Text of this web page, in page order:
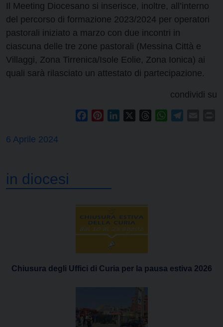
Il Meeting Diocesano si inserisce, inoltre, all’interno
del percorso di formazione 2023/2024 per operatori
pastorali iniziato a marzo con due incontri in
ciascuna delle tre zone pastorali (Messina Città e
Villaggi, Zona Tirrenica/Isole Eolie, Zona Ionica) ai
quali sarà rilasciato un attestato di partecipazione.
condividi su
FacebookPinterestLinkedIn ThreadsWhatsApp
6 Aprile 2024
in diocesi
Chiusura degli Uffici di Curia per la pausa estiva 2026